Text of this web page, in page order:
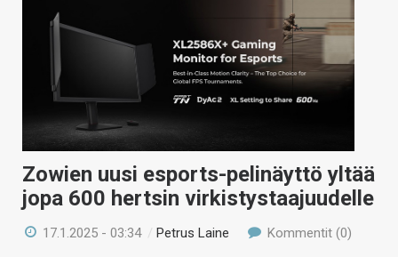
HINTA.FI
VAIHDA TEEMA
HAKU
Zowien uusi esports-pelinäyttö yltää
jopa 600 hertsin virkistystaajuudelle
17.1.2025 - 03:34 /Petrus Laine Kommentit (0)